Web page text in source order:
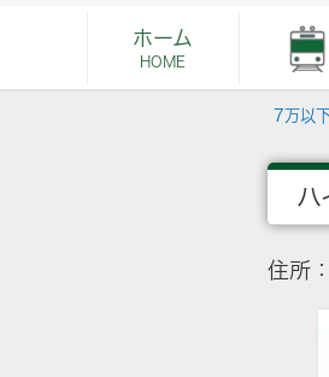
ホーム
HOME
7万以
ハ
住所